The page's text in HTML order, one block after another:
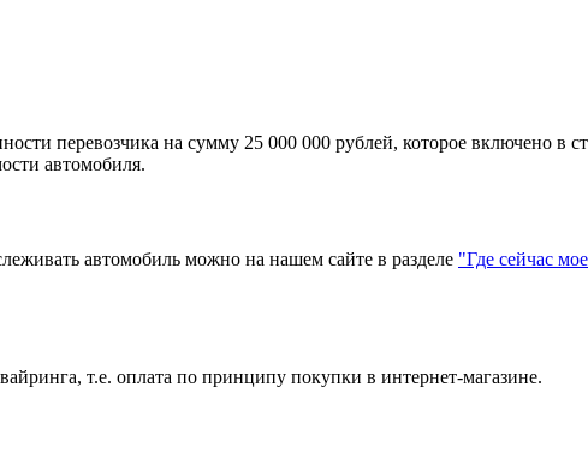
перевозчика на сумму 25 000 000 рублей, которое включено в
автомобиля.
автомобиль можно на нашем сайте в разделе "Где сейчас
т.е. оплата по принципу покупки в интернет-магазине.